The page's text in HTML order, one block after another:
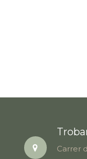
Carrer